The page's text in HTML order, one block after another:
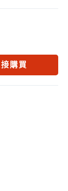
購買